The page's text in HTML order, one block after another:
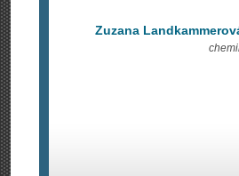
Zuzana